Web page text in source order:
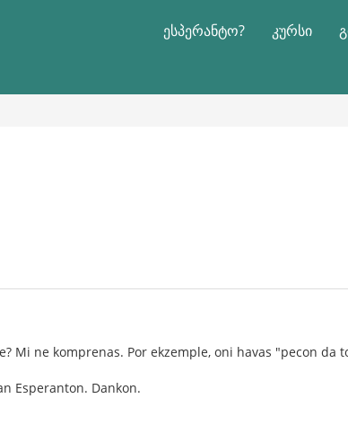
ესპერანტო? კურსი
Mi ne komprenas. Por ekzemple, oni havas "pecon
Esperanton. Dankon.